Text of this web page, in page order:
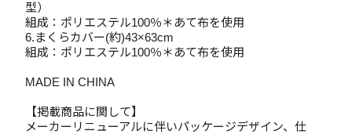
型）
組成：ポリエステル100％＊あて布を使用
6.まくらカバー(約)43×63cm
組成：ポリエステル100％＊あて布を使用
MADE IN CHINA
【掲載商品に関して】
メーカーリニューアルに伴いパッケージデザイン、仕